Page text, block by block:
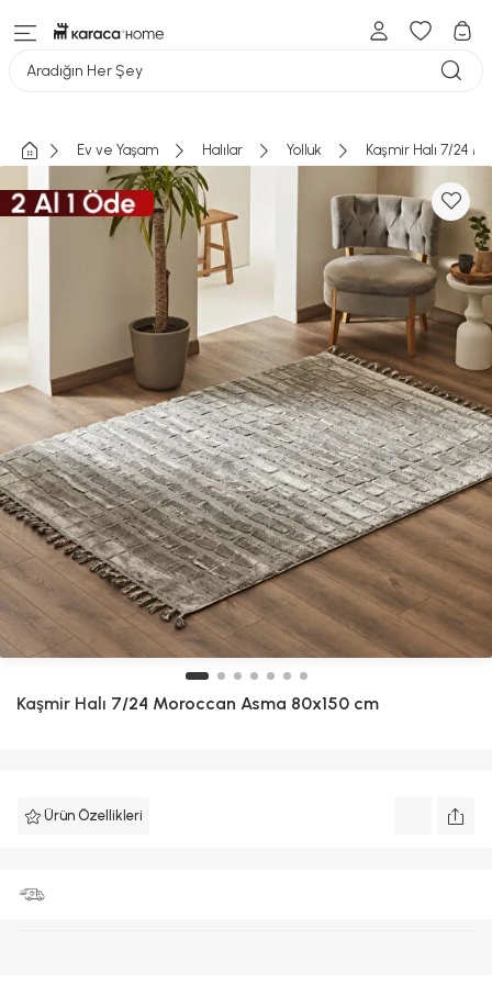
Aradığın Her Şey
Ev ve Yaşam Halılar Yolluk Kaşmir Halı 7/24
Kaşmir Halı 7/24 Moroccan Asma 80x150 cm
Ürün Özellikleri